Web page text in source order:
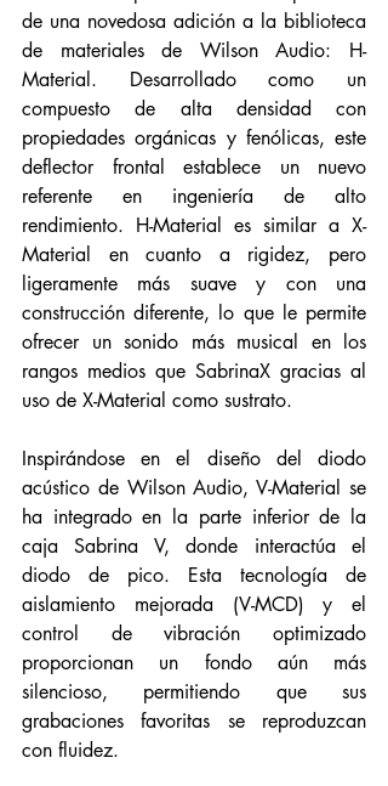
de una novedosa adición a la biblioteca
de materiales de Wilson Audio: H-
Material. Desarrollado como un
compuesto de alta densidad con
propiedades orgánicas y fenólicas, este
deflector frontal establece un nuevo
referente en ingeniería de alto
rendimiento. H-Material es similar a X-
Material en cuanto a rigidez, pero
ligeramente más suave y con una
construcción diferente, lo que le permite
ofrecer un sonido más musical en los
rangos medios que SabrinaX gracias al
uso de X-Material como sustrato.
Inspirándose en el diseño del diodo
acústico de Wilson Audio, V-Material se
ha integrado en la parte inferior de la
caja Sabrina V, donde interactúa el
diodo de pico. Esta tecnología de
aislamiento mejorada (V-MCD) y el
control de vibración optimizado
proporcionan un fondo aún más
silencioso, permitiendo que sus
grabaciones favoritas se reproduzcan
con fluidez.